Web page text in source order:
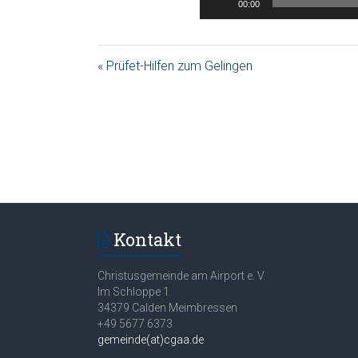
00:00
« Prüfet-Hilfen zum Gelingen
Kontakt
Christusgemeinde am Airport e. V.
Im Schloppe 1
34379 Calden Meimbressen
+49 5677 6373
gemeinde(at)cgaa.de